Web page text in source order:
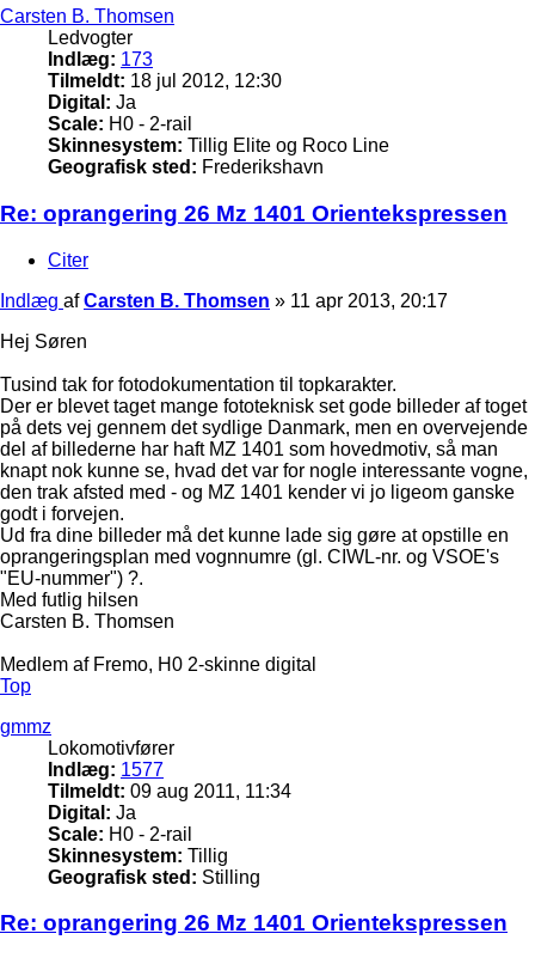
Carsten B. Thomsen
Ledvogter
Indlæg: 173
Tilmeldt: 18 jul 2012, 12:30
Digital: Ja
Scale: H0 - 2-rail
Skinnesystem: Tillig Elite og Roco Line
Geografisk sted: Frederikshavn
Re: oprangering 26 Mz 1401 Orientekspressen
Citer
Indlæg afCarsten B. Thomsen » 11 apr 2013, 20:17
Hej Søren
Tusind tak for fotodokumentation til topkarakter.
Der er blevet taget mange fototeknisk set gode billeder af toget
på dets vej gennem det sydlige Danmark, men en overvejende
del af billederne har haft MZ 1401 som hovedmotiv, så man
knapt nok kunne se, hvad det var for nogle interessante vogne,
den trak afsted med - og MZ 1401 kender vi jo ligeom ganske
godt i forvejen.
Ud fra dine billeder må det kunne lade sig gøre at opstille en
oprangeringsplan med vognnumre (gl. CIWL-nr. og VSOE's
"EU-nummer") ?.
Med futlig hilsen
Carsten B. Thomsen
Medlem af Fremo, H0 2-skinne digital
Top
gmmz
Lokomotivfører
Indlæg: 1577
Tilmeldt: 09 aug 2011, 11:34
Digital: Ja
Scale: H0 - 2-rail
Skinnesystem: Tillig
Geografisk sted: Stilling
Re: oprangering 26 Mz 1401 Orientekspressen